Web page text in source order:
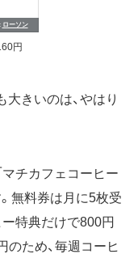
ローソン
円
きいのは、やはり
チカフェコーヒー
無料券は月に5枚受
特典だけで800円
ため、毎週コーヒ